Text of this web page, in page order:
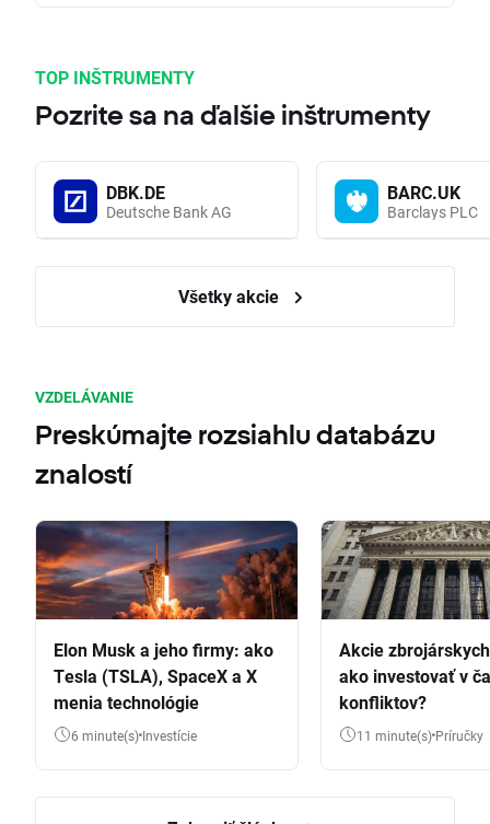
TOP INŠTRUMENTY
Pozrite sa na ďalšie inštrumenty
DBK.DE
Deutsche Bank AG
BARC.UK
Barclays PLC
Všetky akcie
VZDELÁVANIE
Preskúmajte rozsiahlu databázu
znalostí
Elon Musk a jeho firmy: ako
Tesla (TSLA), SpaceX a X
menia technológie
6 minute(s) Investície
Akcie
ako investovať v
konfliktov?
11 minute(s) Príručky